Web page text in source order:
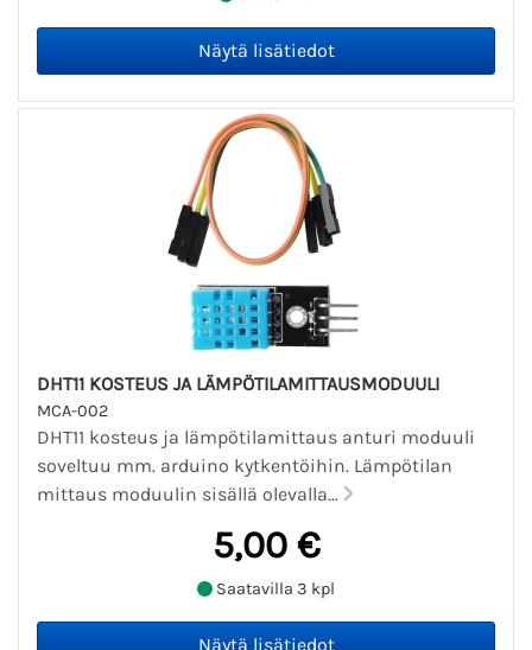
DHT11 KOSTEUS JA LÄMPÖTILAMITTAUSMODUULI
MCA-002
DHT11 kosteus ja lämpötilamittaus anturi moduuli
soveltuu mm. arduino kytkentöihin. Lämpötilan
mittaus moduulin sisällä olevalla...
5,00 €
Saatavilla 3 kpl